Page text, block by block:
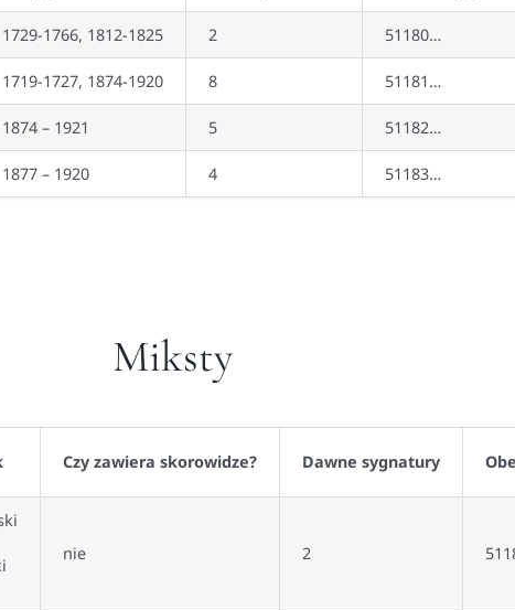
1729-1766, 1812-1825 2 51180…
1719-1727, 1874-1920 8 51181…
1874 – 1921 5 51182…
1877 – 1920 4 51183…
Miksty
Czy zawiera skorowidze? Dawne sygnatury
nie 2